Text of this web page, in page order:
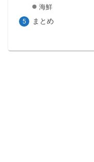
海鮮
まとめ